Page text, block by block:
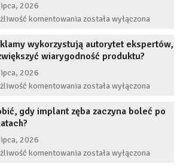
długi
uzupełnię
implantem?
2026
komentowaniaCzy
JDG
chroni
przed
komornikiem?
została wyłączona
wykorzystują autorytet ekspertów,
wiarygodność produktu?
2026
komentowaniaJak
wykorzystują
żeby
zwiększyć
została wyłączona
gdy implant zęba zaczyna boleć po
2026
komentowaniaCo
została wyłączona